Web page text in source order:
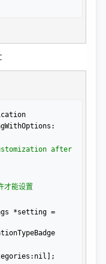
after
才能设置
*setting =